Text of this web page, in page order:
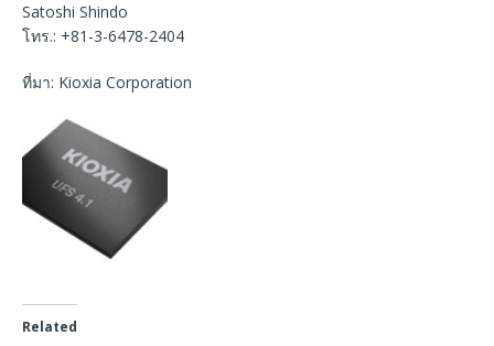
Satoshi Shindo
โทร.: +81-3-6478-2404
ที่มา: Kioxia Corporation
Related